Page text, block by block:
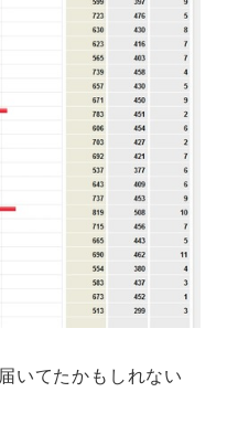
いてたかもしれない